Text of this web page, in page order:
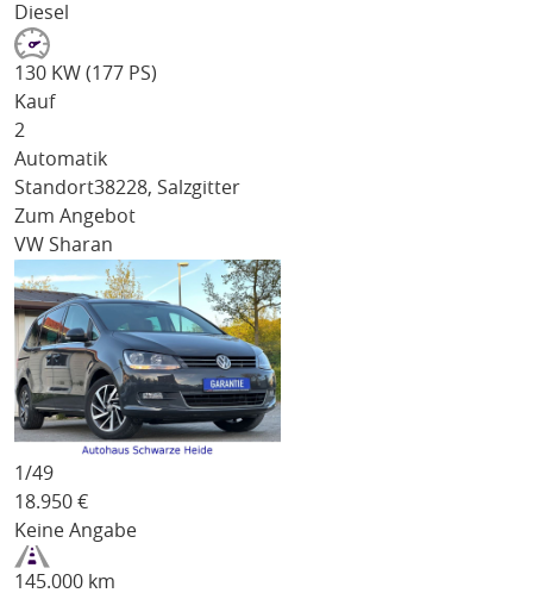
Diesel
130 KW (177 PS)
Kauf
2
Automatik
Standort38228, Salzgitter
Zum Angebot
VW Sharan
1/49
18.950 €
Keine Angabe
145.000 km